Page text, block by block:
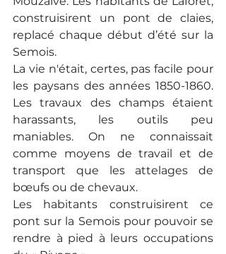
construisirent un pont de claies,
replacé chaque début d’été sur la
Semois.
La vie n'était, certes, pas facile pour
les paysans des années 1850-1860.
Les travaux des champs étaient
harassants, les outils peu
maniables. On ne connaissait
comme moyens de travail et de
transport que les attelages de
bœufs ou de chevaux.
Les habitants construisirent ce
pont sur la Semois pour pouvoir se
rendre à pied à leurs occupations